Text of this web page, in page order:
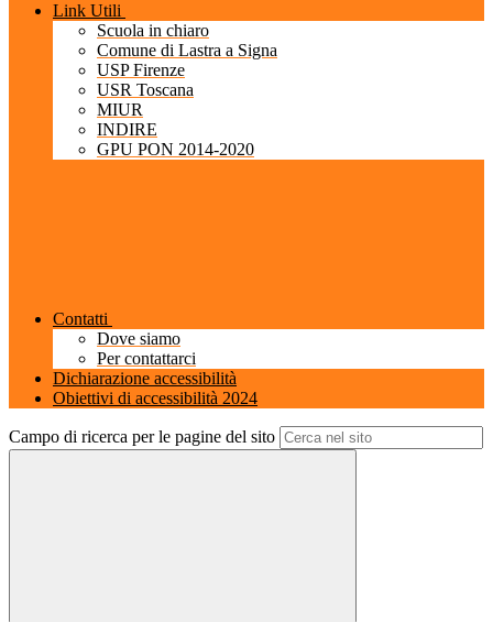
Link Utili
Scuola in chiaro
Comune di Lastra a Signa
USP Firenze
USR Toscana
MIUR
INDIRE
GPU PON 2014-2020
Contatti
Dove siamo
Per contattarci
Dichiarazione accessibilità
Obiettivi di accessibilità 2024
Campo di ricerca per le pagine del sito